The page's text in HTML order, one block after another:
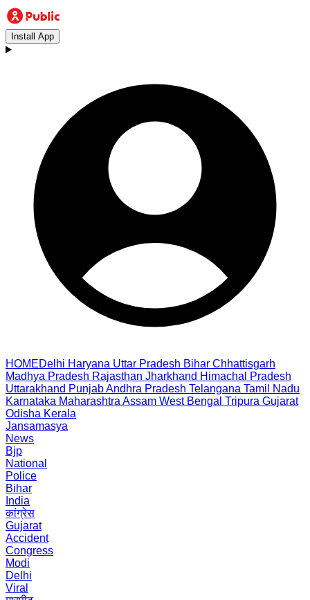
Install App
HOMEDelhi Haryana Uttar Pradesh Bihar Chhattisgarh
Madhya Pradesh Rajasthan Jharkhand Himachal Pradesh
Uttarakhand PunjabAndhra Pradesh Telangana Tamil Nadu
Karnataka Maharashtra Assam West Bengal Tripura Gujarat
Odisha Kerala
Jansamasya
News
Bjp
National
Police
Bihar
India
कांग्रेस
Gujarat
Accident
Congress
Modi
Delhi
Viral